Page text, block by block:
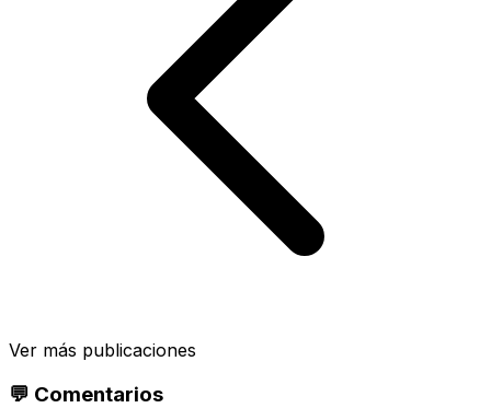
Ver más publicaciones
💬 Comentarios